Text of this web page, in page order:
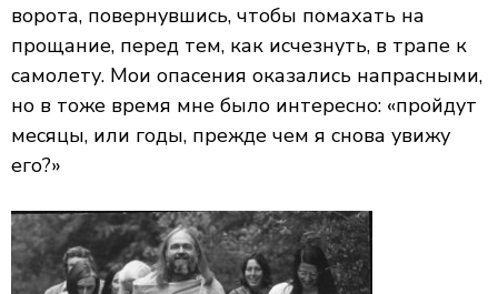
ворота, повернувшись, чтобы помахать на
прощание, перед тем, как исчезнуть, в трапе к
самолету. Мои опасения оказались напрасными,
но в тоже время мне было интересно: «пройдут
месяцы, или годы, прежде чем я снова увижу
его?»